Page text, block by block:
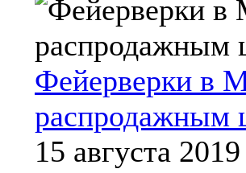
Фейерверки в
распродажным
15 августа 2019